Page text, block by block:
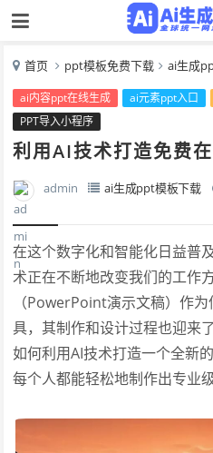
首页 ppt模板免费下载 ai生成
ai内容ppt在线生成 ai元素ppt入口
PPT导入小程序
利用AI技术打造免费
admin ai生成ppt模板下载
在这个数字化和智能化日益普
术正在不断地改变我们的工作
（PowerPoint演示文稿）作
具，其制作和设计过程也迎来
如何利用AI技术打造一个全新
每个人都能轻松地制作出专业